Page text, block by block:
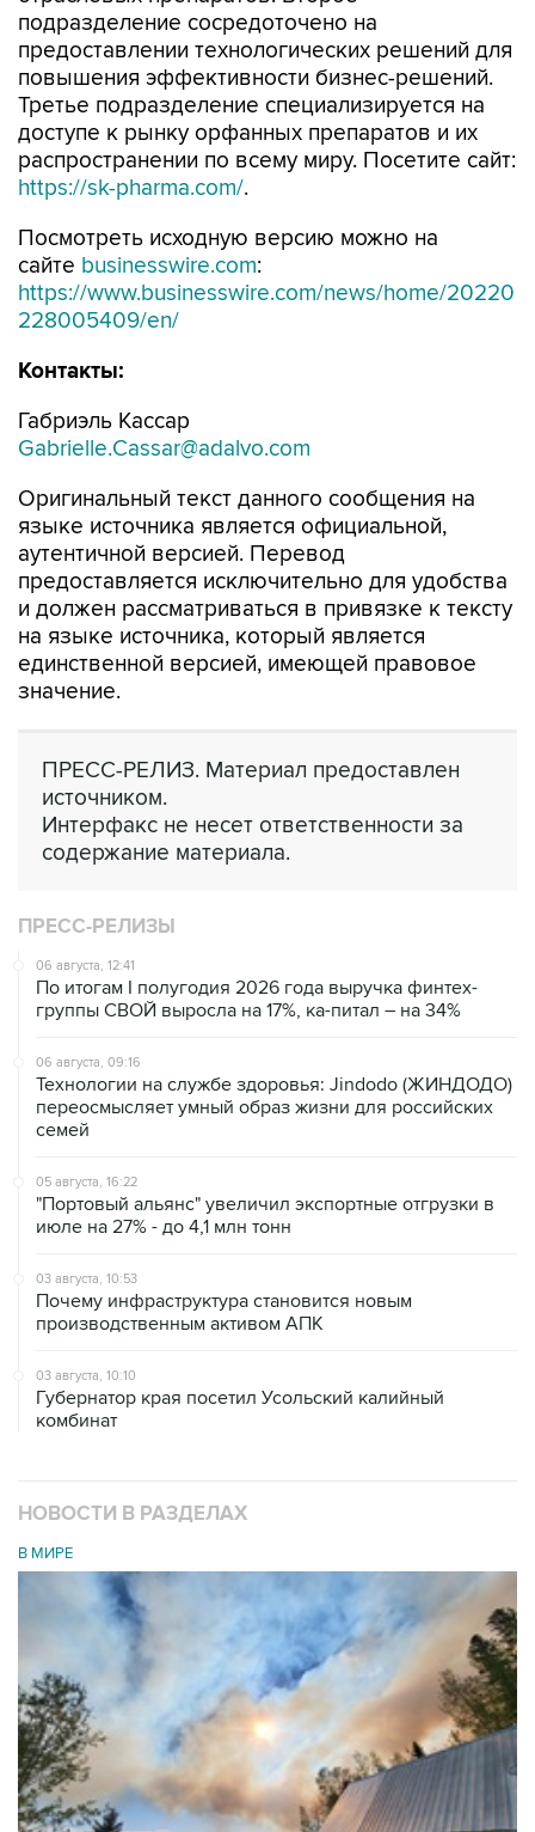
подразделение сосредоточено на
предоставлении технологических решений для
повышения эффективности бизнес-решений.
Третье подразделение специализируется на
доступе к рынку орфанных препаратов и их
распространении по всему миру. Посетите сайт:
https://sk-pharma.com/.
Посмотреть исходную версию можно на
сайте businesswire.com:
https://www.businesswire.com/news/home/20220
228005409/en/
Контакты:
Габриэль Кассар
Gabrielle.Cassar@adalvo.com
Оригинальный текст данного сообщения на
языке источника является официальной,
аутентичной версией. Перевод
предоставляется исключительно для удобства
и должен рассматриваться в привязке к тексту
на языке источника, который является
единственной версией, имеющей правовое
значение.
ПРЕСС-РЕЛИЗ. Материал предоставлен
источником.
Интерфакс не несет ответственности за
содержание материала.
ПРЕСС-РЕЛИЗЫ
06 августа, 12:41
По итогам I полугодия 2026 года выручка финтех-
группы СВОЙ выросла на 17%, ка-питал – на 34%
06 августа, 09:16
Технологии на службе здоровья: Jindodo (ЖИНДОДО)
переосмысляет умный образ жизни для российских
семей
05 августа, 16:22
"Портовый альянс" увеличил экспортные отгрузки в
июле на 27% - до 4,1 млн тонн
03 августа, 10:53
Почему инфраструктура становится новым
производственным активом АПК
03 августа, 10:10
Губернатор края посетил Усольский калийный
комбинат
НОВОСТИ В РАЗДЕЛАХ
В МИРЕ